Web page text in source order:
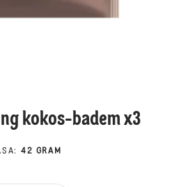
kokos-badem x3
: 42 GRAM